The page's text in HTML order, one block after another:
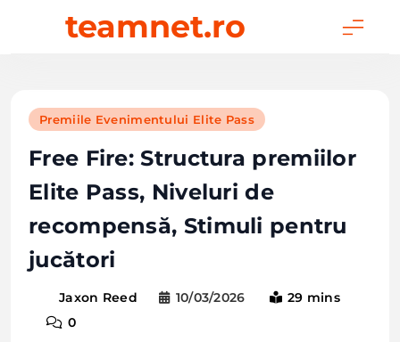
teamnet.ro
Premiile Evenimentului Elite Pass
Free Fire: Structura premiilor
Elite Pass, Niveluri de
recompensă, Stimuli pentru
jucători
Jaxon Reed 10/03/2026
29 mins
0